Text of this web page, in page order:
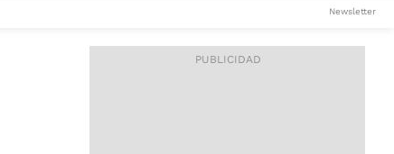
ACCESO FULL - $1.800/MES
Newsletter